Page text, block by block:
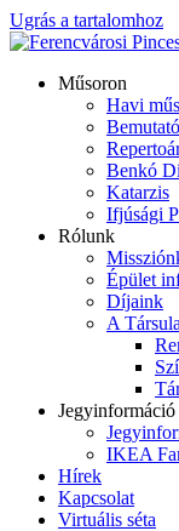
Ugrás a tartalomhoz
Műsoron
Havi
Benkó
Katarzis
Ifjúsági
Rólunk
Épület
Díjaink
A
Jegyinformáció
IKEA
Hírek
Kapcsolat
Virtuális séta